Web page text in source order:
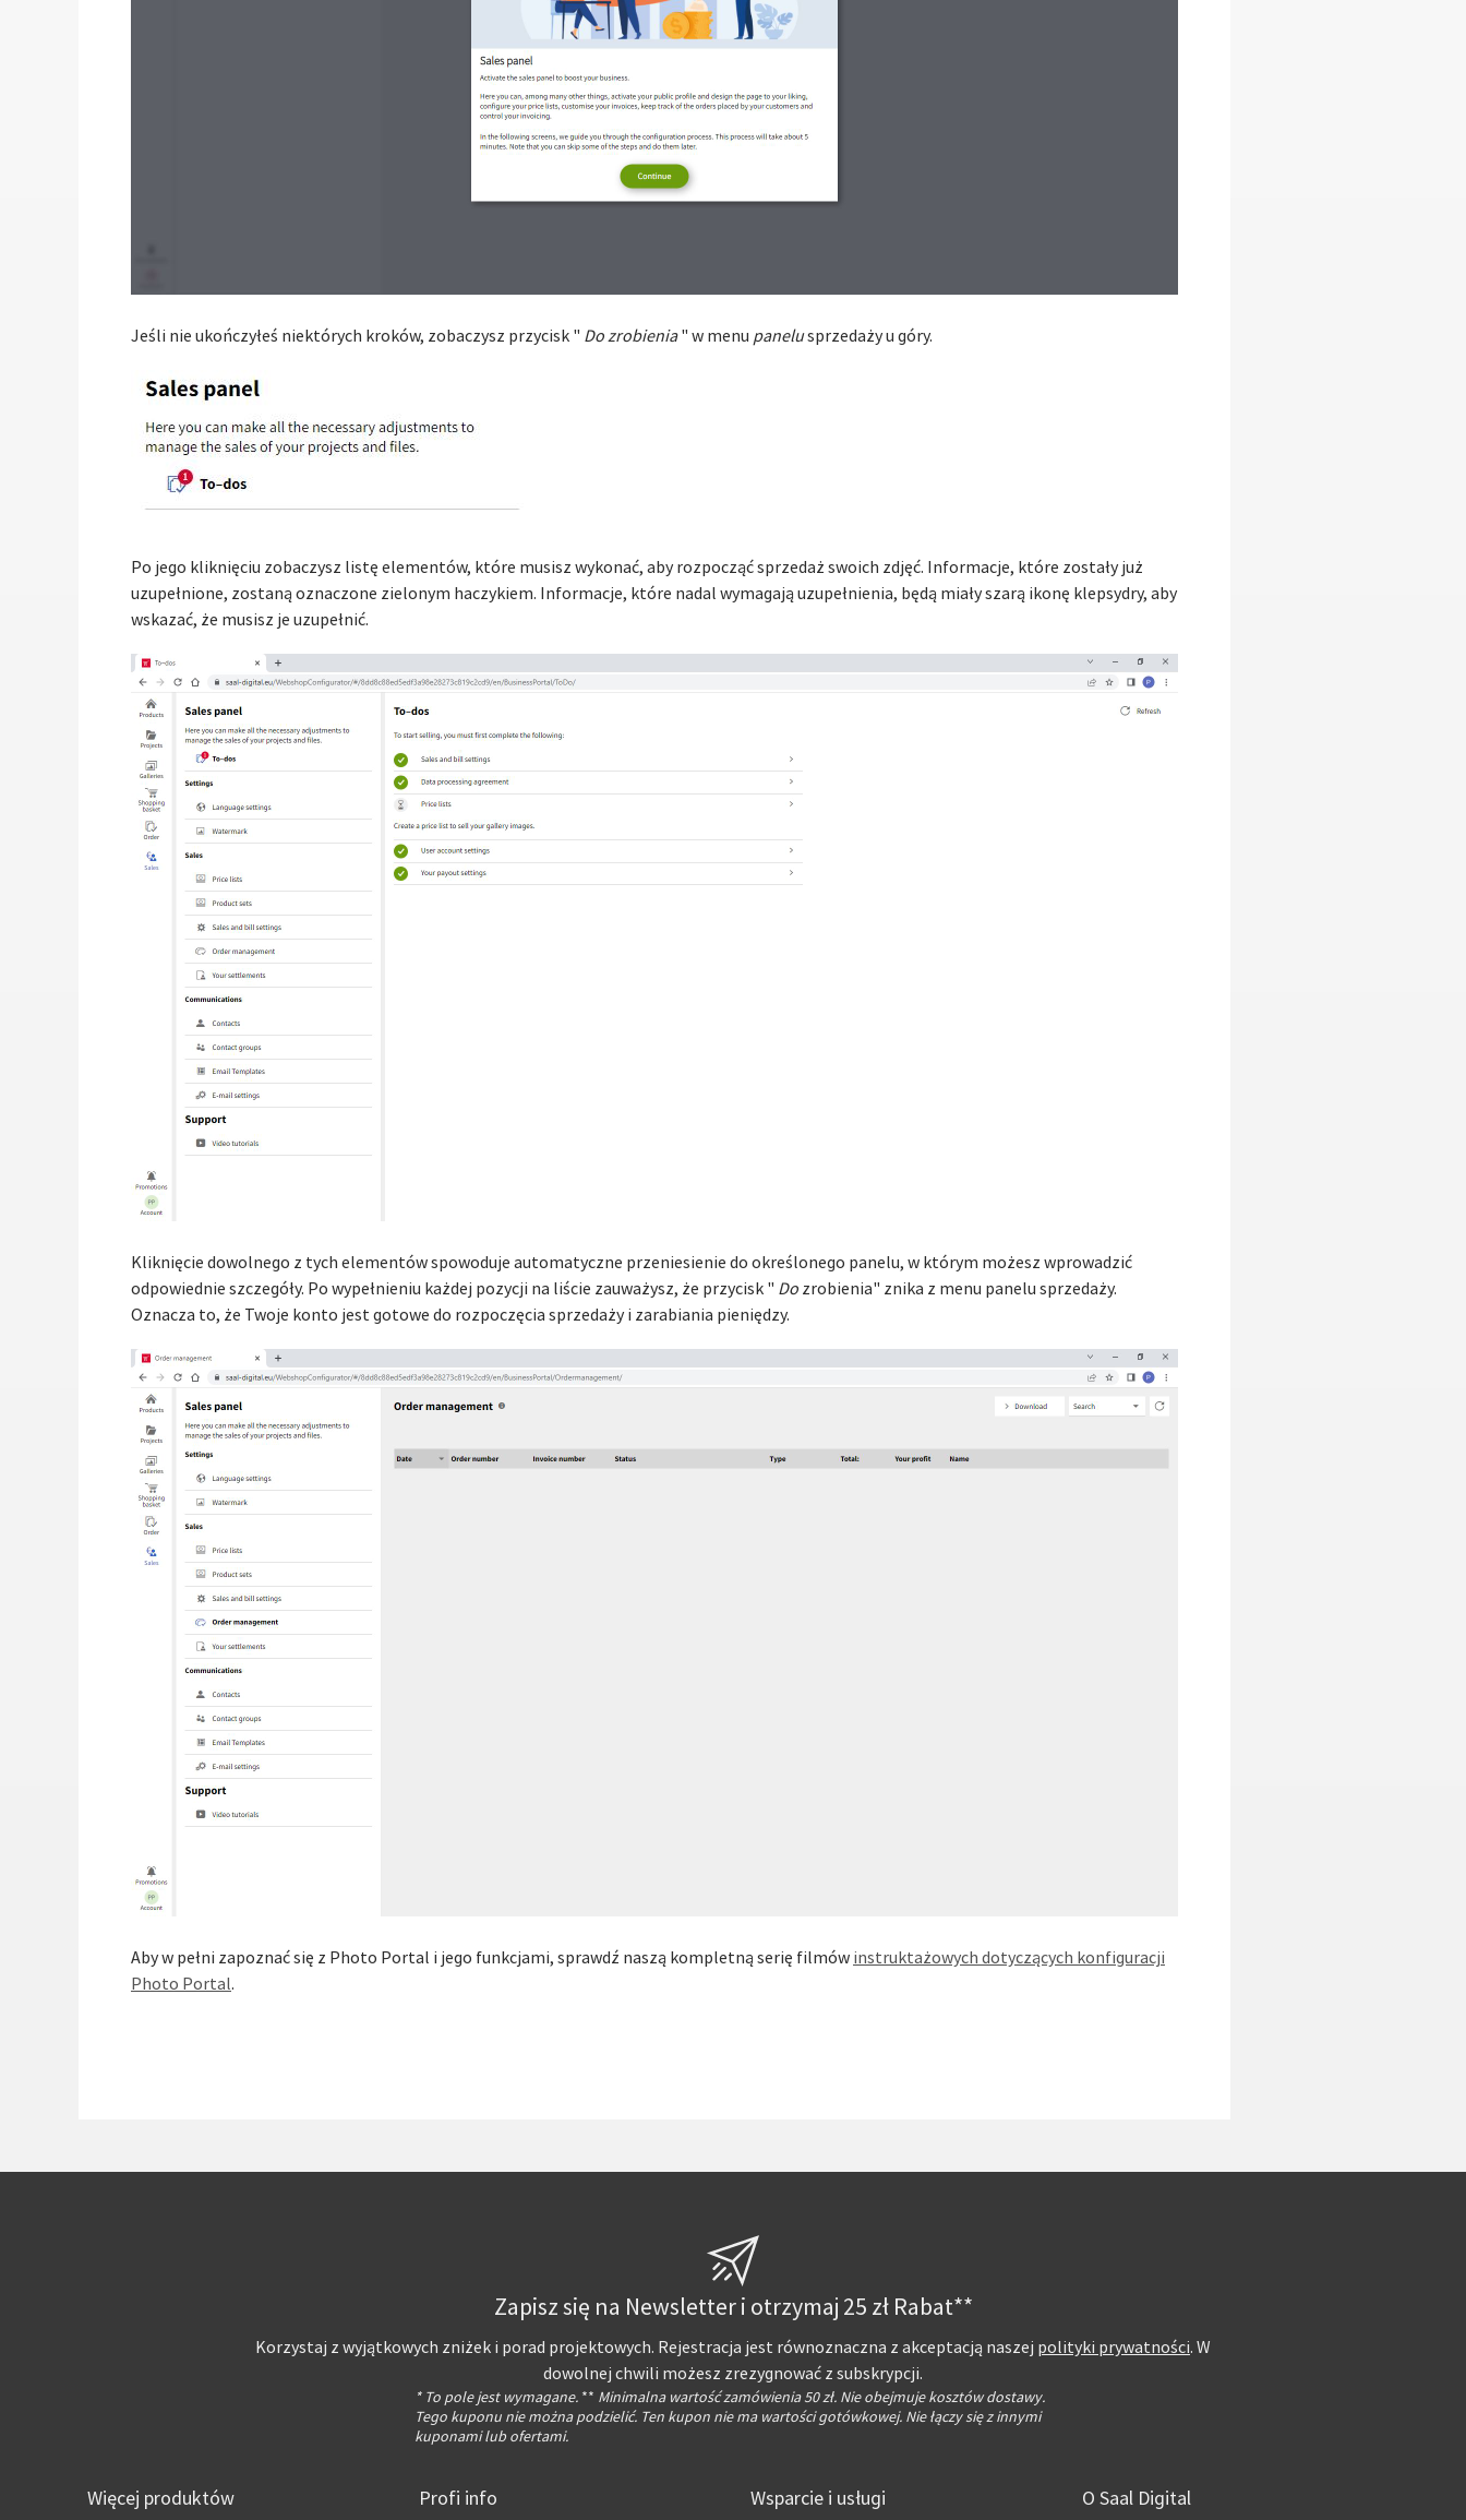
Jeśli nie ukończyłeś niektórych kroków, zobaczysz przycisk " Do zrobienia" w menu panelusprzedaży u góry.
Po jego kliknięciu zobaczysz listę elementów, które musisz wykonać, aby rozpocząć sprzedaż swoich zdjęć. Informacje, które zostały już
uzupełnione, zostaną oznaczone zielonym haczykiem. Informacje, które nadal wymagają uzupełnienia, będą miały szarą ikonę klepsydry, aby
wskazać, że musisz je uzupełnić.
Kliknięcie dowolnego z tych elementów spowoduje automatyczne przeniesienie do określonego panelu, w którym możesz wprowadzić
odpowiednie szczegóły. Po wypełnieniu każdej pozycji na liście zauważysz, że przycisk " Do zrobienia" znika z menu panelu sprzedaży.
Oznacza to, że Twoje konto jest gotowe do rozpoczęcia sprzedaży i zarabiania pieniędzy.
Aby w pełni zapoznać się z Photo Portal i jego funkcjami, sprawdź naszą kompletną serię filmów instruktażowych dotyczących konfiguracji
Photo Portal.
Zapisz się na Newsletter i otrzymaj 25 zł Rabat**
Korzystaj z wyjątkowych zniżek i porad projektowych. Rejestracja jest równoznaczna z akceptacją naszej polityki prywatności. W
dowolnej chwili możesz zrezygnować z subskrypcji.
* To pole jest wymagane. ** Minimalna wartość zamówienia 50 zł. Nie obejmuje kosztów dostawy.
Tego kuponu nie można podzielić. Ten kupon nie ma wartości gotówkowej. Nie łączy się z innymi
kuponami lub ofertami.
Więcej produktów Profi info Wsparcie i usługi O Saal Digital